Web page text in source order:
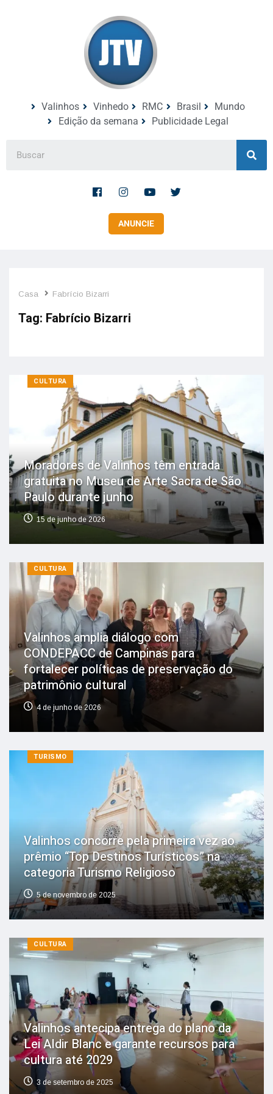
Valinhos Vinhedo RMC Brasil
Mundo
Edição da semana
Publicidade Legal
ANUNCIE
Casa Fabrício Bizarri
Tag: Fabrício Bizarri
CULTURA
Moradores de Valinhos têm entrada
gratuita no Museu de Arte Sacra de São
Paulo durante junho
15 de junho de 2026
CULTURA
Valinhos amplia diálogo com
CONDEPACC de Campinas para
fortalecer políticas de preservação do
patrimônio cultural
4 de junho de 2026
TURISMO
Valinhos concorre pela primeira vez ao
prêmio “Top Destinos Turísticos” na
categoria Turismo Religioso
5 de novembro de 2025
CULTURA
Valinhos antecipa entrega do plano da
Lei Aldir Blanc e garante recursos para
cultura até 2029
3 de setembro de 2025